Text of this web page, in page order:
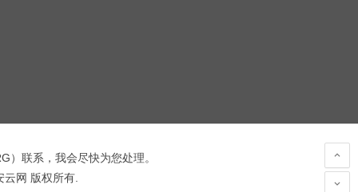
）联系，我会尽快为您处理。
网 版权所有.